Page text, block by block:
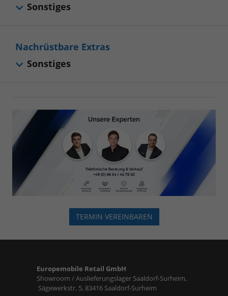
Sonstiges
Nachrüstbare Extras
Sonstiges
TERMIN VEREINBAREN
Europemobile Retail GmbH
Showroom / Auslieferungslager Saaldorf-Surheim,
Sägewerkstr. 5, 83416 Saaldorf-Surheim